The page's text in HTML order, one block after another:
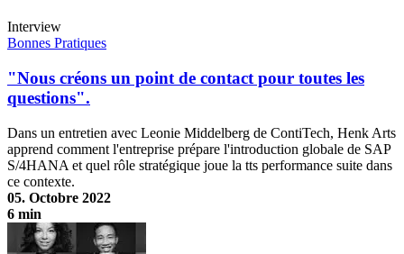
Interview
Bonnes Pratiques
"Nous créons un point de contact pour toutes les
questions".
Dans un entretien avec Leonie Middelberg de ContiTech, Henk Arts
apprend comment l'entreprise prépare l'introduction globale de SAP
S/4HANA et quel rôle stratégique joue la tts performance suite dans
ce contexte.
05. Octobre 2022
6 min
"Nous créons un point de contact pour toutes les questions".